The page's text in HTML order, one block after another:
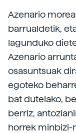
Azenario
barrualdetik,
lagunduko
Azenario
osasuntsuak
egoteko
bat dutelako,
berriz,
horrek minbizi-